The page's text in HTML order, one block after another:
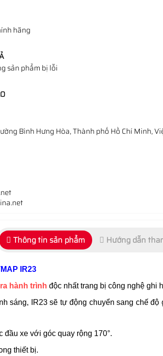
hãng
sản phẩm bị lỗi
Bình Hưng Hòa, Thành phố Hồ Chí Minh,
Thông tin sản phẩm Hướng dẫn
IR23
hành trình độc nhất trang bị công nghệ ghi
sáng, IR23 sẽ tự động chuyển sang chế
đầu xe với góc quay rộng 170°.
thiết bị.